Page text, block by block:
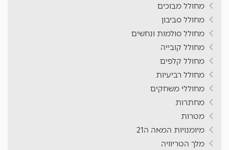
מחולל מבוכים
מחולל סביבון
מחולל סולמות ונחשים
מחולל קובייה
מחולל קלפים
מחולל רביעיות
מחוללי משחקים
מחתרות
מטרות
מיומנויות המאה ה21
מלך הטריוויה